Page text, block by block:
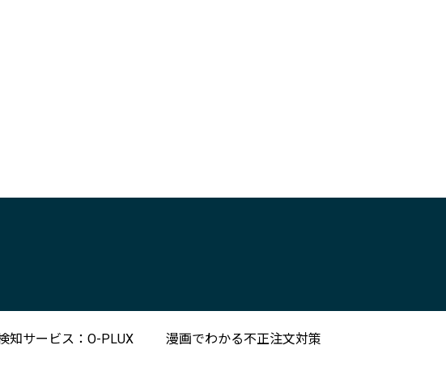
知サービス：O-PLUX
漫画でわかる不正注文対策